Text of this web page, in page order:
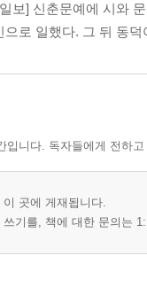
보] 신춘문예에 시와
으로 일했다. 그 뒤 동
입니다. 독자들에게 전하
곳에 게재됩니다.
기를, 책에 대한 문의는